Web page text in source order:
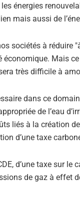
énergies
mais aussi de
sociétés à réduire
Mais ce
très difficile à
dans ce
de l’eau
liés à la création
d’une taxe
d’une taxe sur
de gaz à effet